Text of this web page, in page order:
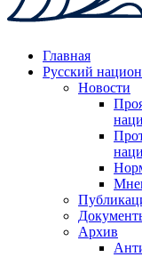
Главная
Русский
Новости
Архив